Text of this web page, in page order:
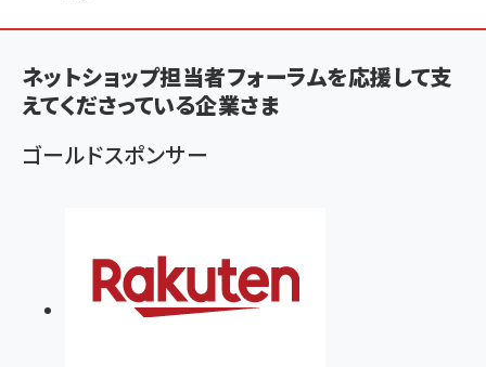
く
ず
ネットショップ担当者フォーラムを応援して支
えてくださっている企業さま
ゴールドスポンサー